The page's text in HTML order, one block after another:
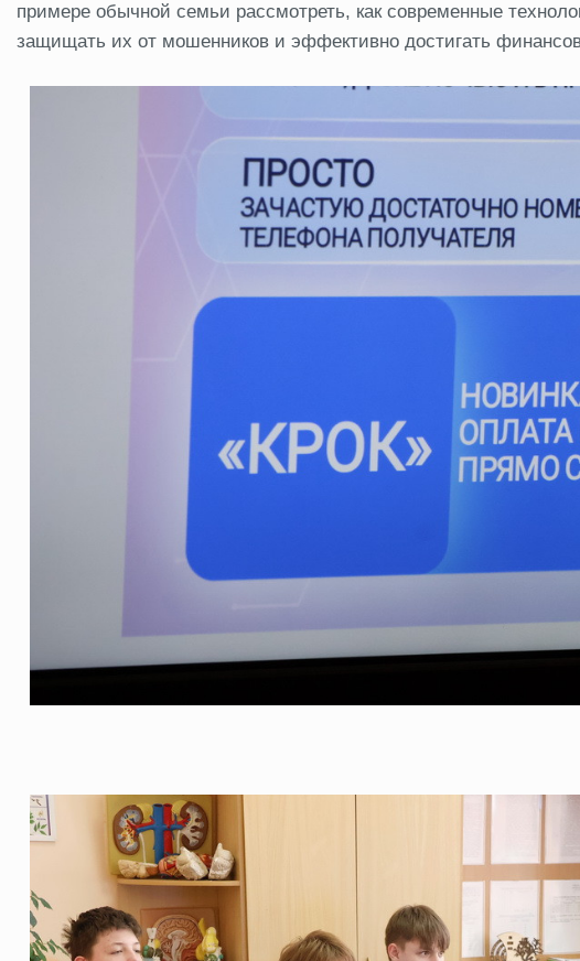
примере обычной семьи рассмотреть, как современные
защищать их от мошенников и эффективно достигать